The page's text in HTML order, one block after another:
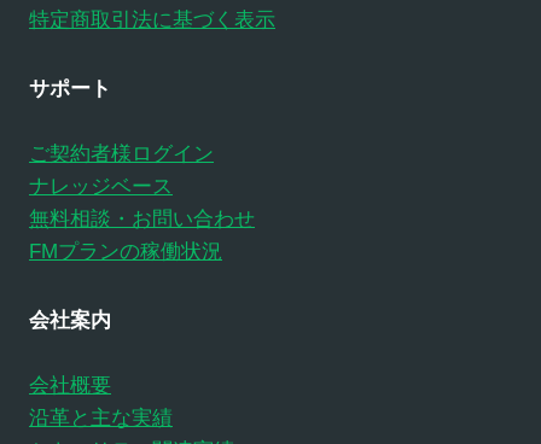
特定商取引法に基づく表示
サポート
ご契約者様ログイン
ナレッジベース
無料相談・お問い合わせ
FMプランの稼働状況
会社案内
会社概要
沿革と主な実績